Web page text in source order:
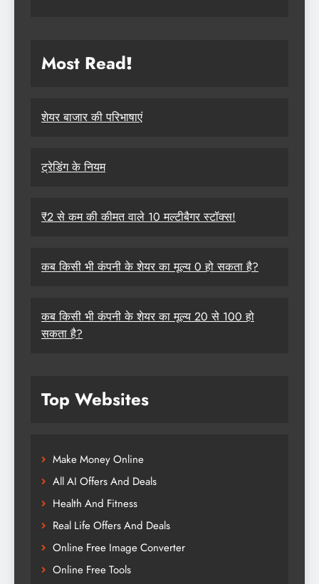
Most Read!
शेयर बाजार की परिभाषाएं
ट्रेडिंग के नियम
₹2 से कम की कीमत वाले 10 मल्टीबैगर स्टॉक्स!
कब किसी भी कंपनी के शेयर का मूल्य 0 हो सकता है?
कब किसी भी कंपनी के शेयर का मूल्य 20 से 100 हो
सकता है?
Top Websites
Make Money Online
All AI Offers And Deals
Health And Fitness
Real Life Offers And Deals
Online Free Image Converter
Online Free Tools